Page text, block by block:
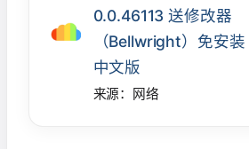
0.0.46113 送修改器
（Bellwright）免安装
中文版
来源：网络